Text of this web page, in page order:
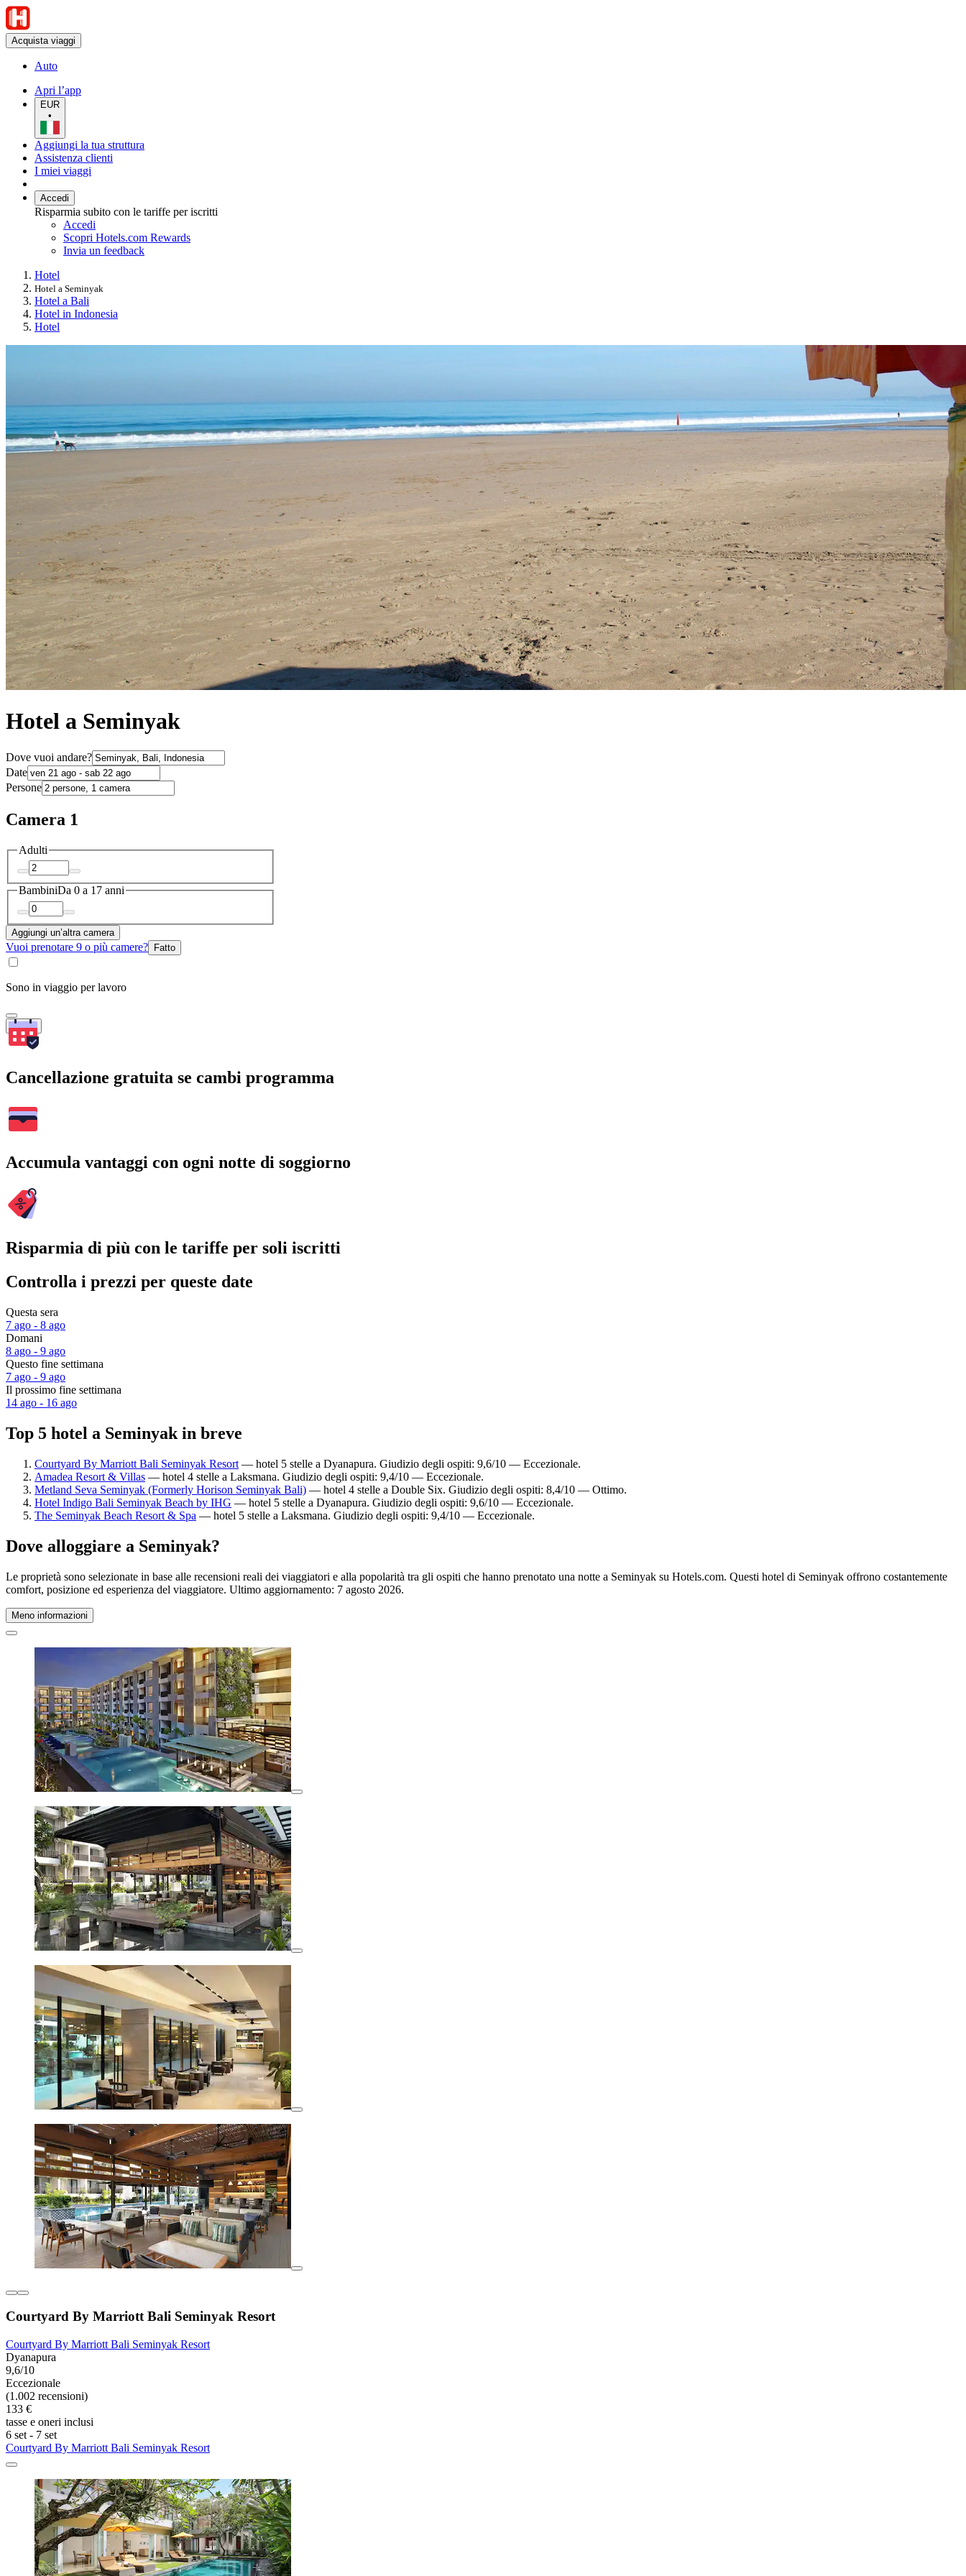
Acquista viaggi
Auto
Apri l’app
EUR
•
Aggiungi la tua struttura
Assistenza clienti
I miei viaggi
Accedi
Risparmia subito con le tariffe per iscritti
Accedi
Scopri Hotels.com Rewards
Invia un feedback
Hotel
Hotel a Seminyak
Hotel a Bali
Hotel in Indonesia
Hotel
Hotel a Seminyak
Dove vuoi andare?
Date
Persone
Camera 1
Adulti
BambiniDa 0 a 17 anni
Aggiungi un’altra camera
Vuoi prenotare 9 o più camere? Fatto
Sono in viaggio per lavoro
Cerca
Cancellazione gratuita se cambi programma
Accumula vantaggi con ogni notte di soggiorno
Risparmia di più con le tariffe per soli iscritti
Controlla i prezzi per queste date
Questa sera
7 ago - 8 ago
Domani
8 ago - 9 ago
Questo fine settimana
7 ago - 9 ago
Il prossimo fine settimana
14 ago - 16 ago
Top 5 hotel a Seminyak in breve
Courtyard By Marriott Bali Seminyak Resort — hotel 5 stelle a Dyanapura. Giudizio degli ospiti: 9,6/10 — Eccezionale.
Amadea Resort & Villas — hotel 4 stelle a Laksmana. Giudizio degli ospiti: 9,4/10 — Eccezionale.
Metland Seva Seminyak (Formerly Horison Seminyak Bali) — hotel 4 stelle a Double Six. Giudizio degli ospiti: 8,4/10 — Ottimo.
Hotel Indigo Bali Seminyak Beach by IHG — hotel 5 stelle a Dyanapura. Giudizio degli ospiti: 9,6/10 — Eccezionale.
The Seminyak Beach Resort & Spa — hotel 5 stelle a Laksmana. Giudizio degli ospiti: 9,4/10 — Eccezionale.
Dove alloggiare a Seminyak?
Le proprietà sono selezionate in base alle recensioni reali dei viaggiatori e alla popolarità tra gli ospiti che hanno prenotato una notte a Seminyak su Hotels.com. Questi hotel di Seminyak offrono costantemente
comfort, posizione ed esperienza del viaggiatore. Ultimo aggiornamento: 7 agosto 2026.
Meno informazioni
Courtyard By Marriott Bali Seminyak Resort
Courtyard By Marriott Bali Seminyak Resort
Dyanapura
9,6/10
Eccezionale
(1.002 recensioni)
133 €
tasse e oneri inclusi
6 set - 7 set
Courtyard By Marriott Bali Seminyak Resort